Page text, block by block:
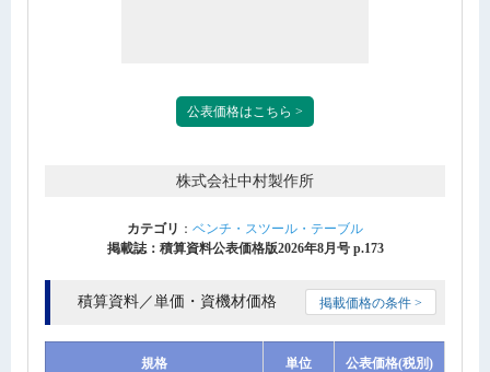
公表価格はこちら >
株式会社中村製作所
カテゴリ ： ベンチ・スツール・テーブル
掲載誌：積算資料公表価格版2026年8月号 p.173
積算資料／単価・資機材価格 掲載価格の条件 >
規格 単位 公表価格(税別)